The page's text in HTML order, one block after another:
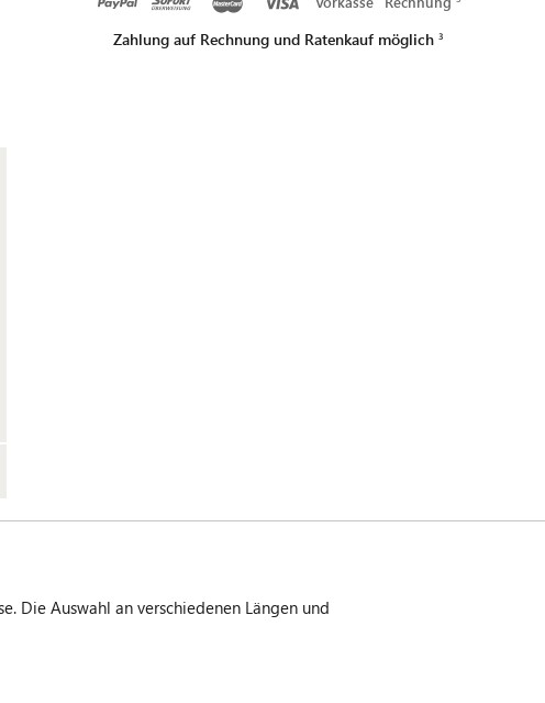
Zahlung auf Rechnung und Ratenkauf möglich
Die Auswahl an verschiedenen Längen und